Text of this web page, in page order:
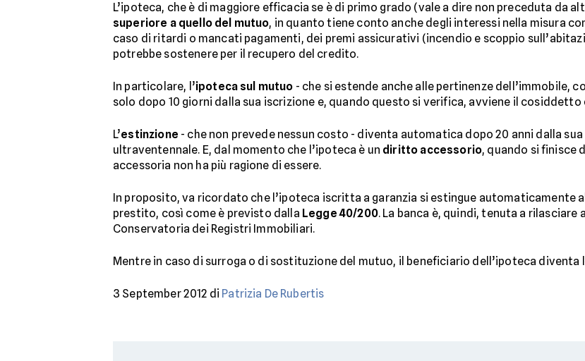
L’ipoteca, che è di maggiore efficacia se è di primo grado (vale a dire non preceduta da
superiore a quello del mutuo, in quanto tiene conto anche degli interessi nella misura
caso di ritardi o mancati pagamenti, dei premi assicurativi (incendio e scoppio
potrebbe sostenere per il recupero del credito.
In particolare, l’ipoteca sul mutuo - che si estende anche alle pertinenze dell’immobile,
solo dopo 10 giorni dalla sua iscrizione e, quando questo si verifica, avviene il cosiddetto
L’estinzione - che non prevede nessun costo - diventa automatica dopo 20 anni dalla
ultraventennale. E, dal momento che l’ipoteca è un diritto accessorio, quando si finisce
accessoria non ha più ragione di essere.
In proposito, va ricordato che l’ipoteca iscritta a garanzia si estingue automaticamente
prestito, così come è previsto dalla Legge 40/200. La banca è, quindi, tenuta a
Conservatoria dei Registri Immobiliari.
Mentre in caso di surroga o di sostituzione del mutuo, il beneficiario dell’ipoteca diventa
3 September 2012 di Patrizia De Rubertis